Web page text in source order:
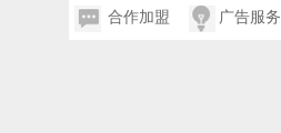
合作加盟 广告服务